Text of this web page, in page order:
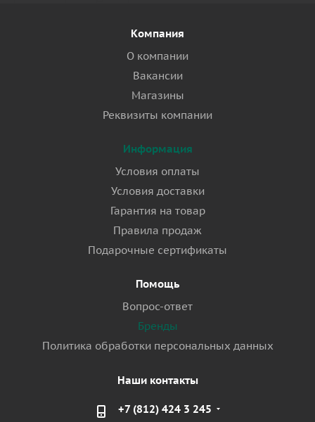
Компания
О компании
Вакансии
Магазины
Реквизиты компании
Информация
Условия оплаты
Условия доставки
Гарантия на товар
Правила продаж
Подарочные сертификаты
Помощь
Вопрос-ответ
Бренды
Политика обработки персональных данных
Наши контакты
+7 (812) 424 3 245